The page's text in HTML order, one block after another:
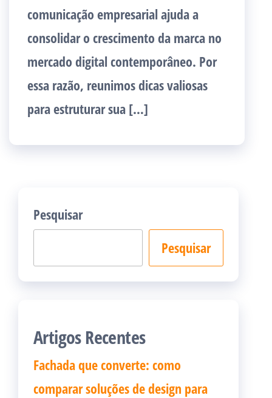
comunicação empresarial ajuda a
consolidar o crescimento da marca no
mercado digital contemporâneo. Por
essa razão, reunimos dicas valiosas
para estruturar sua […]
Pesquisar
Pesquisar
Artigos Recentes
Fachada que converte: como
comparar soluções de design para